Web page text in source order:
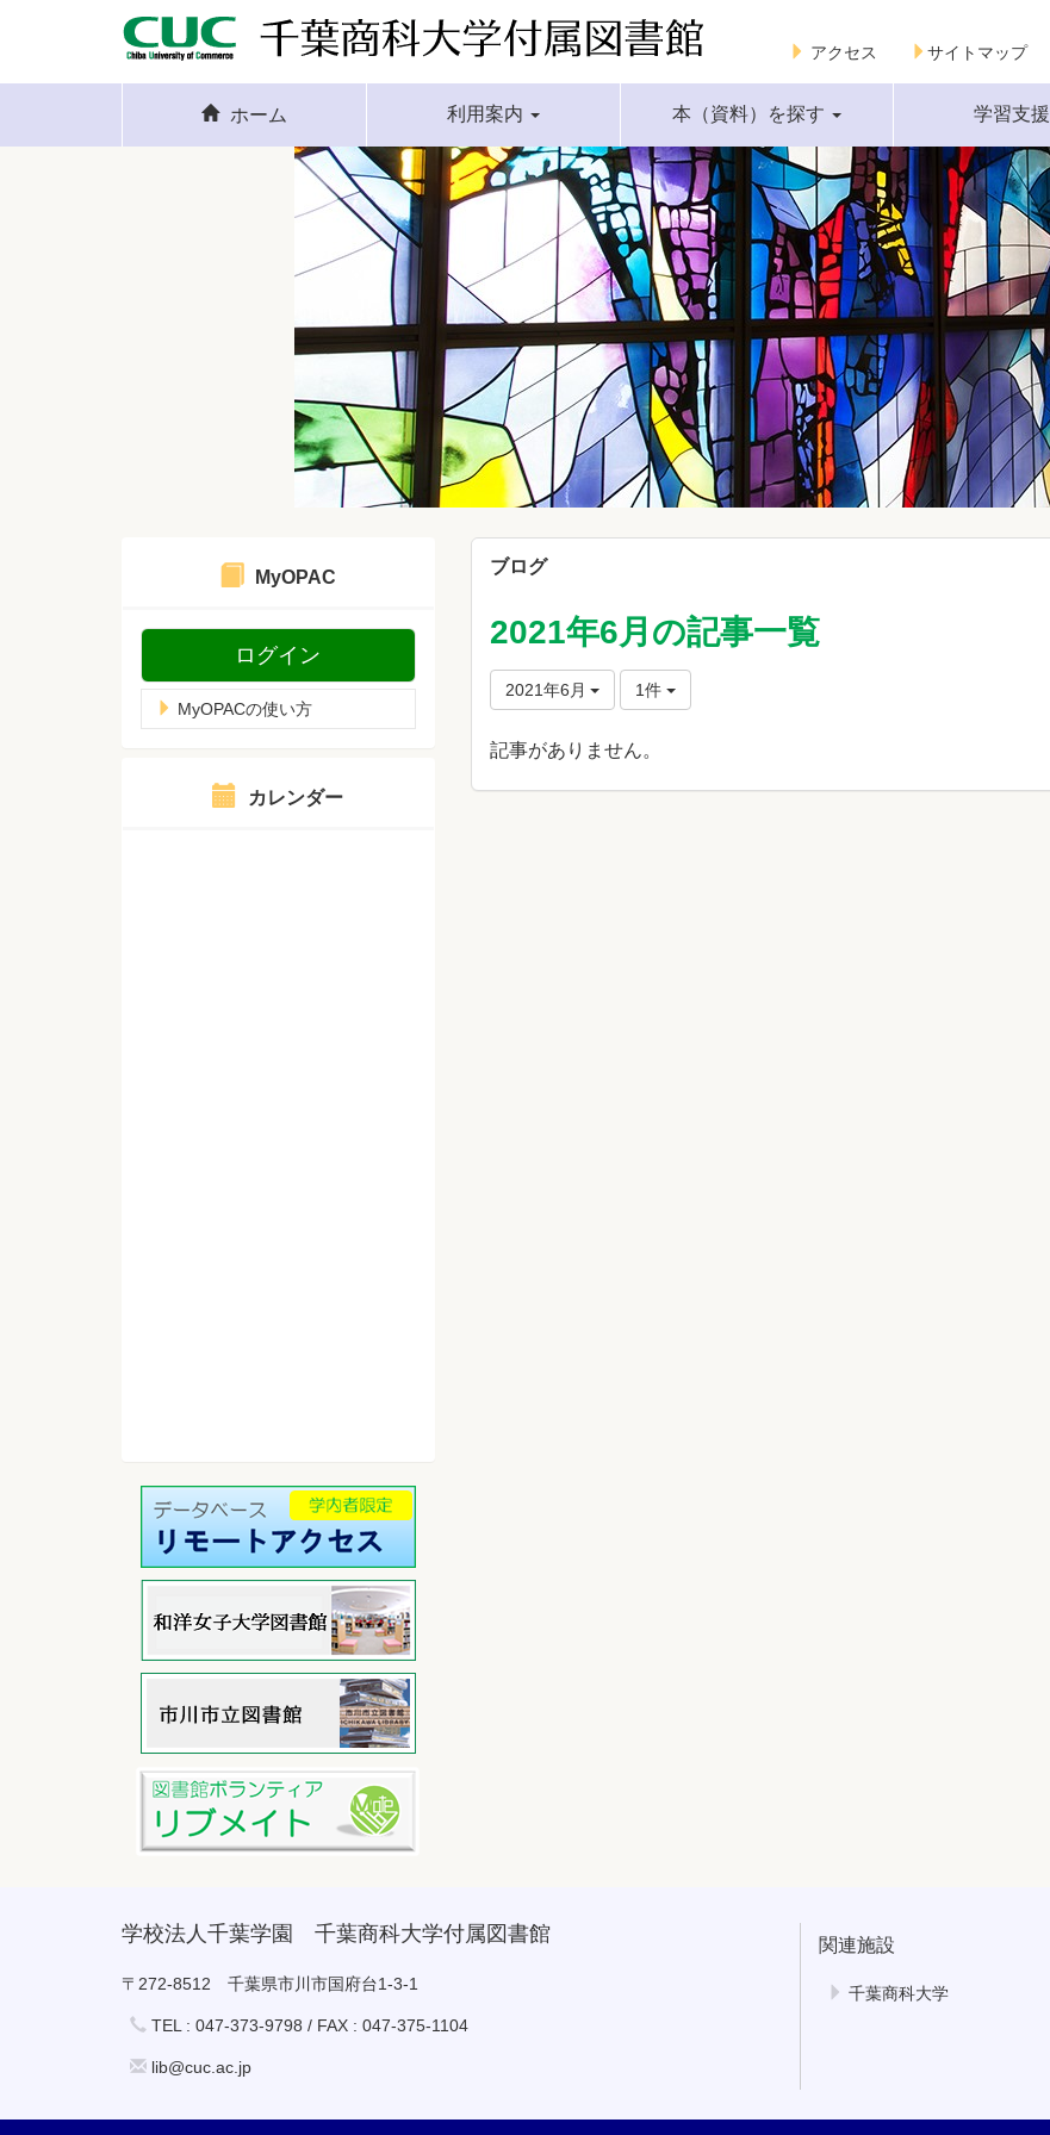
アクセス サイトマップ
ホーム 利用案内 本（資料）を探す 学習支援
ブログ
2021年6月の記事一覧
2021年6月 1件
記事がありません。
MyOPAC
ログイン
MyOPACの使い方
カレンダー
学校法人千葉学園 千葉商科大学付属図書館
〒272-8512 千葉県市川市国府台1-3-1
TEL : 047-373-9798 / FAX : 047-375-1104
lib@cuc.ac.jp
関連施設
千葉商科大学